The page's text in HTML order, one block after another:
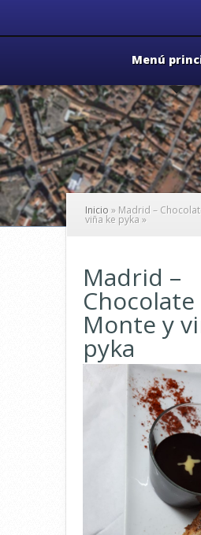
Menú
Inicio » Madrid –
viña ke pyka »
Madrid –
Monte y
pyka